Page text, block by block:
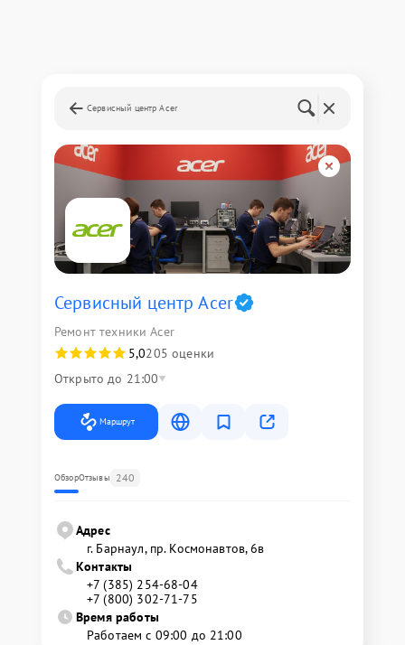
Сервисный центр Acer
Сервисный центр Acer
Ремонт техники Acer
5,0205 оценки
Открыто до 21:00
Маршрут
ОбзорОтзывы 240
Адрес
г. Барнаул, ​пр. Космонавтов, 6в
Контакты
+7 (385) 254-68-04
+7 (800) 302-71-75
Время работы
Работаем с 09:00 до 21:00